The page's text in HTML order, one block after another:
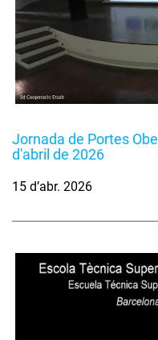
Jornada de Portes
d'abril de 2026
15 d’abr. 2026